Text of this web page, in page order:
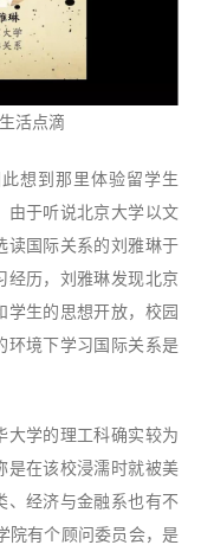
活点滴
想到那里体验留学生
由于听说北京大学以文
读国际关系的刘雅琳于
经历，刘雅琳发现北京
学生的思想开放，校园
环境下学习国际关系是
大学的理工科确实较为
是在该校浸濡时就被美
、经济与金融系也有不
院有个顾问委员会，是